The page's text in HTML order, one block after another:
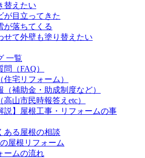
替えたい
が目立ってきた
が落ちてくる
せて外壁も塗り替えたい
一覧
問（FAQ）
住宅リフォーム）
（補助金・助成制度など）
高山市民時報答えetc）
説】屋根工事・リフォームの事
ある屋根の相談
屋根リフォーム
ームの流れ